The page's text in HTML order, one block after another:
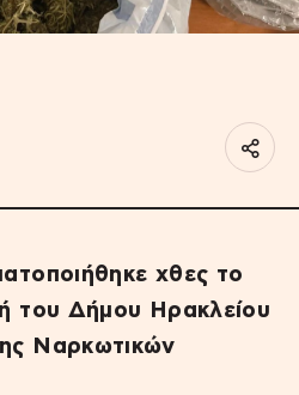
χθες το
του Δήμου Ηρακλείου
Ναρκωτικών